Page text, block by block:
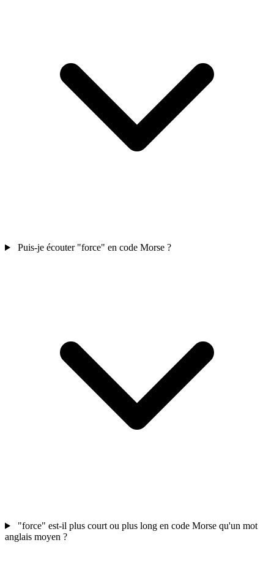
Puis-je écouter "force" en code Morse ?
"force" est-il plus court ou plus long en code Morse qu'un mot
anglais moyen ?